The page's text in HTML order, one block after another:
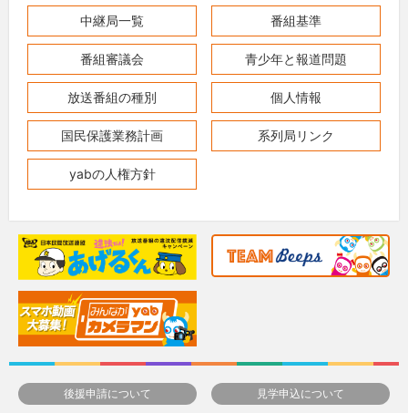
中継局一覧 番組基準
番組審議会 青少年と報道問題
放送番組の種別 個人情報
国民保護業務計画 系列局リンク
yabの人権方針
後援申請について 見学申込について